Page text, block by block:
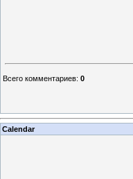
Всего комментариев: 0
Calendar